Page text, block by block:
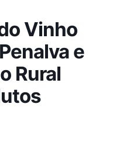
Vinho
e
Rural